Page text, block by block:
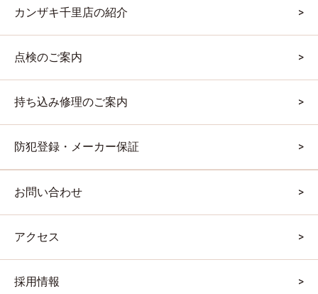
カンザキ千里店の紹介
点検のご案内
持ち込み修理のご案内
防犯登録・メーカー保証
お問い合わせ
アクセス
採用情報